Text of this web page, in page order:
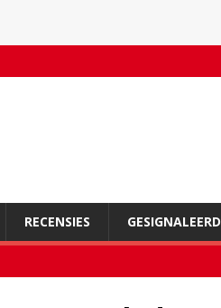
RECENSIES GESIGNALEERD